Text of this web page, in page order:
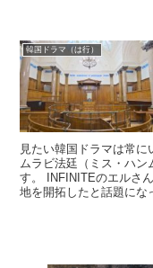
韓国ドラマ（は行）
見たい韓国ドラマは常
ムラビ法廷（ミス・ハン
す。 INFINITEのエルさ
地を開拓したと話題にな